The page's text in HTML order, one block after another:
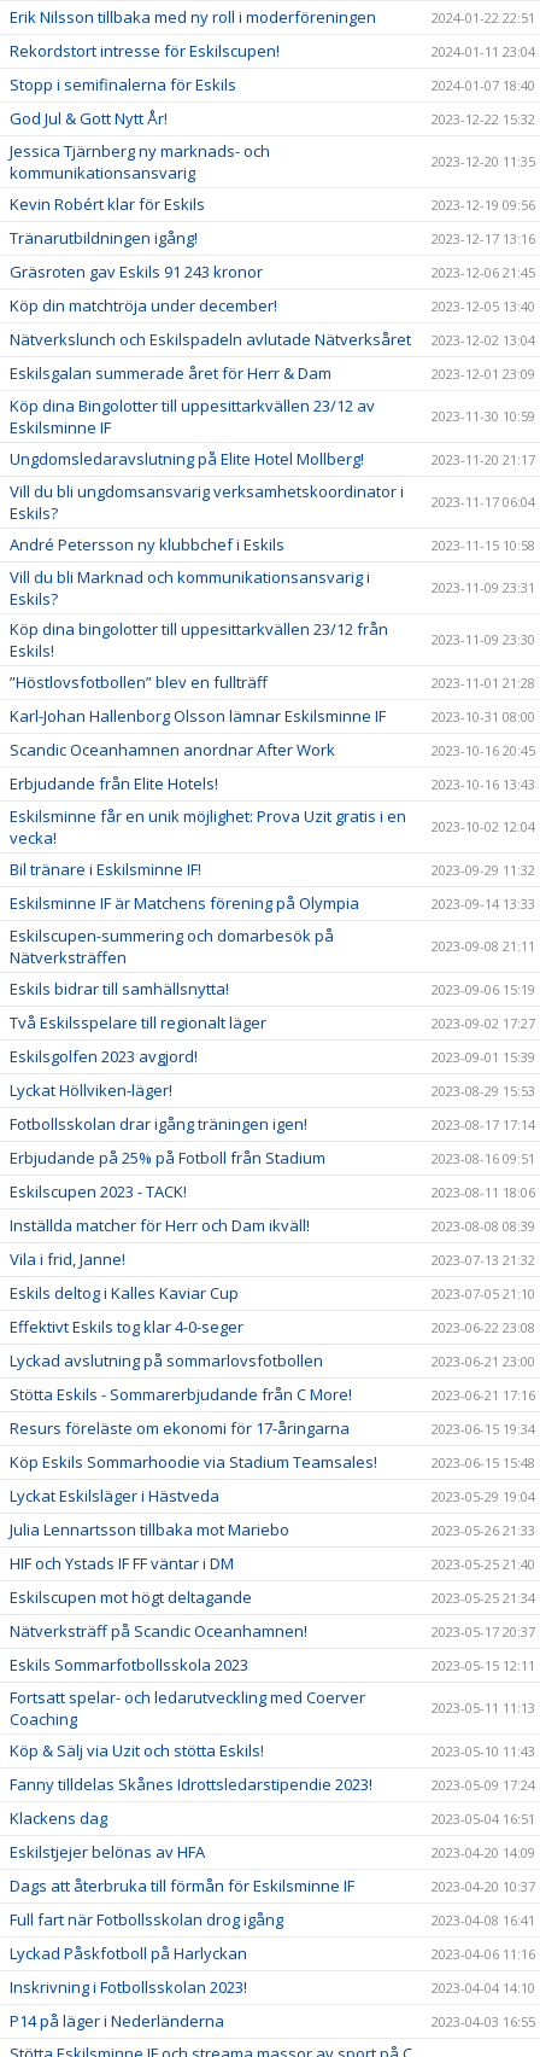
Erik Nilsson tillbaka med ny roll i moderföreningen 2024-01-22 22:51
Rekordstort intresse för Eskilscupen! 2024-01-11 23:04
Stopp i semifinalerna för Eskils 2024-01-07 18:40
God Jul & Gott Nytt År! 2023-12-22 15:32
Jessica Tjärnberg ny marknads- och
kommunikationsansvarig
2023-12-20 11:35
Kevin Robért klar för Eskils 2023-12-19 09:56
Tränarutbildningen igång! 2023-12-17 13:16
Gräsroten gav Eskils 91 243 kronor 2023-12-06 21:45
Köp din matchtröja under december! 2023-12-05 13:40
Nätverkslunch och Eskilspadeln avlutade Nätverksåret 2023-12-02 13:04
Eskilsgalan summerade året för Herr & Dam 2023-12-01 23:09
Köp dina Bingolotter till uppesittarkvällen 23/12 av
Eskilsminne IF
2023-11-30 10:59
Ungdomsledaravslutning på Elite Hotel Mollberg! 2023-11-20 21:17
Vill du bli ungdomsansvarig verksamhetskoordinator i
Eskils?
2023-11-17 06:04
André Petersson ny klubbchef i Eskils 2023-11-15 10:58
Vill du bli Marknad och kommunikationsansvarig i
Eskils?
2023-11-09 23:31
Köp dina bingolotter till uppesittarkvällen 23/12 från
Eskils!
2023-11-09 23:30
”Höstlovsfotbollen” blev en fullträff 2023-11-01 21:28
Karl-Johan Hallenborg Olsson lämnar Eskilsminne IF 2023-10-31 08:00
Scandic Oceanhamnen anordnar After Work 2023-10-16 20:45
Erbjudande från Elite Hotels! 2023-10-16 13:43
Eskilsminne får en unik möjlighet: Prova Uzit gratis i en
vecka!
2023-10-02 12:04
Bil tränare i Eskilsminne IF! 2023-09-29 11:32
Eskilsminne IF är Matchens förening på Olympia 2023-09-14 13:33
Eskilscupen-summering och domarbesök på
Nätverksträffen
2023-09-08 21:11
Eskils bidrar till samhällsnytta! 2023-09-06 15:19
Två Eskilsspelare till regionalt läger 2023-09-02 17:27
Eskilsgolfen 2023 avgjord! 2023-09-01 15:39
Lyckat Höllviken-läger! 2023-08-29 15:53
Fotbollsskolan drar igång träningen igen! 2023-08-17 17:14
Erbjudande på 25% på Fotboll från Stadium 2023-08-16 09:51
Eskilscupen 2023 - TACK! 2023-08-11 18:06
Inställda matcher för Herr och Dam ikväll! 2023-08-08 08:39
Vila i frid, Janne! 2023-07-13 21:32
Eskils deltog i Kalles Kaviar Cup 2023-07-05 21:10
Effektivt Eskils tog klar 4-0-seger 2023-06-22 23:08
Lyckad avslutning på sommarlovsfotbollen 2023-06-21 23:00
Stötta Eskils - Sommarerbjudande från C More! 2023-06-21 17:16
Resurs föreläste om ekonomi för 17-åringarna 2023-06-15 19:34
Köp Eskils Sommarhoodie via Stadium Teamsales! 2023-06-15 15:48
Lyckat Eskilsläger i Hästveda 2023-05-29 19:04
Julia Lennartsson tillbaka mot Mariebo 2023-05-26 21:33
HIF och Ystads IF FF väntar i DM 2023-05-25 21:40
Eskilscupen mot högt deltagande 2023-05-25 21:34
Nätverksträff på Scandic Oceanhamnen! 2023-05-17 20:37
Eskils Sommarfotbollsskola 2023 2023-05-15 12:11
Fortsatt spelar- och ledarutveckling med Coerver
Coaching
2023-05-11 11:13
Köp & Sälj via Uzit och stötta Eskils! 2023-05-10 11:43
Fanny tilldelas Skånes Idrottsledarstipendie 2023! 2023-05-09 17:24
Klackens dag 2023-05-04 16:51
Eskilstjejer belönas av HFA 2023-04-20 14:09
Dags att återbruka till förmån för Eskilsminne IF 2023-04-20 10:37
Full fart när Fotbollsskolan drog igång 2023-04-08 16:41
Lyckad Påskfotboll på Harlyckan 2023-04-06 11:16
Inskrivning i Fotbollsskolan 2023! 2023-04-04 14:10
P14 på läger i Nederländerna 2023-04-03 16:55